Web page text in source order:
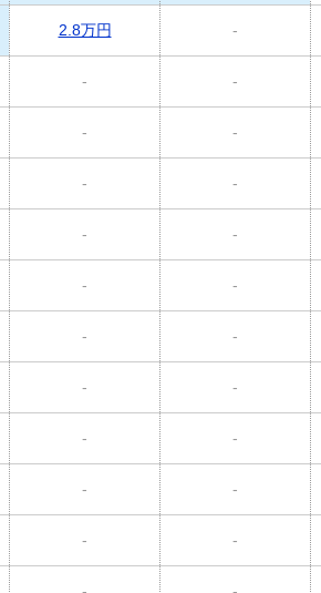
2.8万円 -
- -
- -
- -
- -
- -
- -
- -
- -
- -
- -